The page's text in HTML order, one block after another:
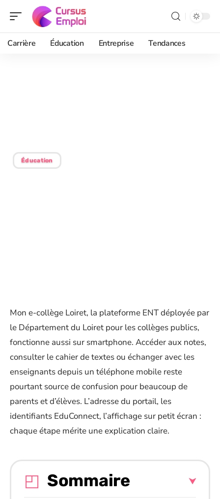
Carrière Éducation Entreprise Tendances
Éducation
Mon e-collège Loiret, la plateforme ENT déployée par
le Département du Loiret pour les collèges publics,
fonctionne aussi sur smartphone. Accéder aux notes,
consulter le cahier de textes ou échanger avec les
enseignants depuis un téléphone mobile reste
pourtant source de confusion pour beaucoup de
parents et d’élèves. L’adresse du portail, les
identifiants EduConnect, l’affichage sur petit écran :
chaque étape mérite une explication claire.
Sommaire